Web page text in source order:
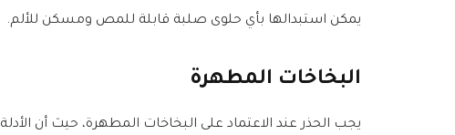
يمكن استبدالها بأي حلوى صلبة قابلة للمص ومسكن للألم.
البخاخات المطهرة
يجب الحذر عند الاعتماد على البخاخات المطهرة، حيث أن